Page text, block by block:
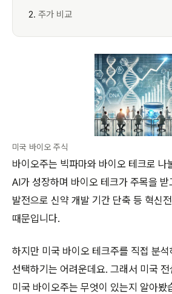
주가 비교
미국 바이오 주식
바이오주는 빅파마와 바이오 테크로 나
AI가 성장하며 바이오 테크가 주목을
발전으로 신약 개발 기간 단축 등 혁신
때문입니다.
하지만 미국 바이오 테크주를 직접 분
선택하기는 어려운데요. 그래서 미국
미국 바이오주는 무엇이 있는지 알아봤